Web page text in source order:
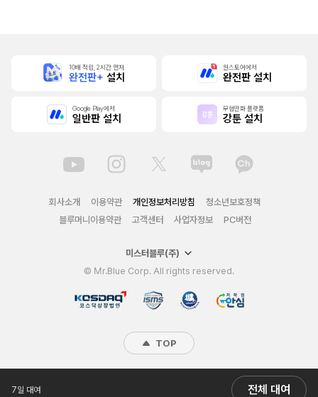
7일 대여 전체 대여
10배 적립, 2시간 먼저
완전판+ 설치
원스토어에서
완전판 설치
Google Play에서
일반판 설치
무협만화 플랫폼
강툰 설치
회사소개 이용약관 개인정보처리방침
청소년보호정책
블루머니이용약관
고객센터 사업자정보 PC버전
미스터블루(주)
© Mr.Blue Corp. All rights reserved.
TOP